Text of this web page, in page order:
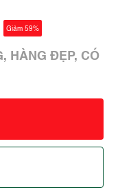
Giảm 59%
HÀNG ĐẸP, CÓ